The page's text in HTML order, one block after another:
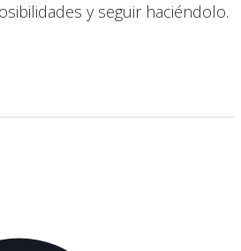
y seguir haciéndolo.